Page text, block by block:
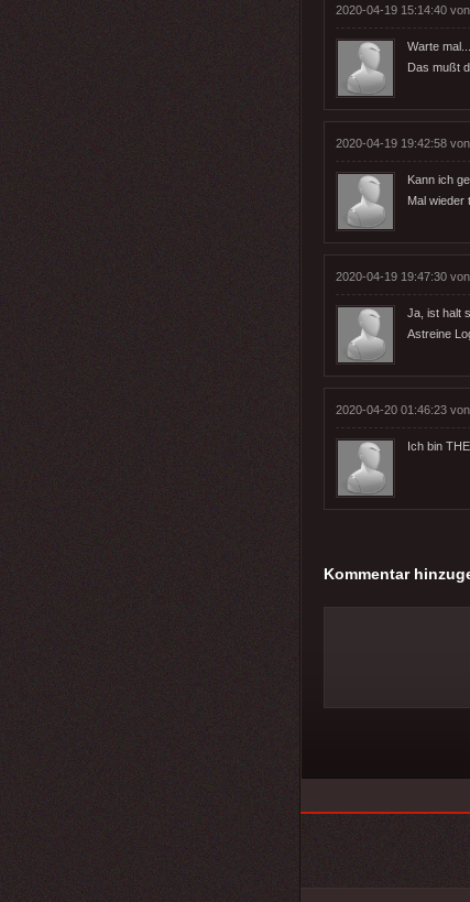
2020-04-19 15:14:40 von
Warte
Das mußt
2020-04-19 19:42:58 von
Kann ich
Mal wieder
2020-04-19 19:47:30 von
Ja, ist halt
Astreine
2020-04-20 01:46:23 von
Ich bin
Kommentar